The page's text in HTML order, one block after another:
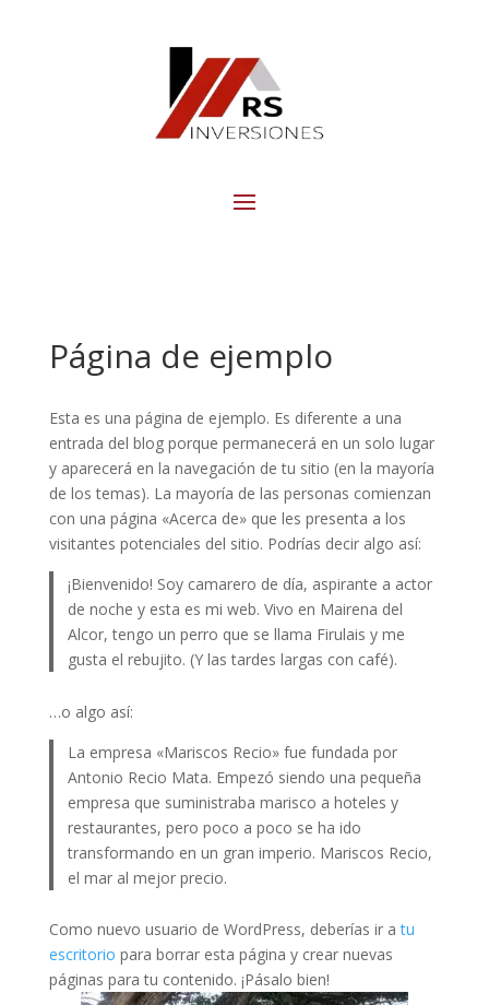
Página de ejemplo
Esta es una página de ejemplo. Es diferente a una
entrada del blog porque permanecerá en un solo lugar
y aparecerá en la navegación de tu sitio (en la mayoría
de los temas). La mayoría de las personas comienzan
con una página «Acerca de» que les presenta a los
visitantes potenciales del sitio. Podrías decir algo así:
¡Bienvenido! Soy camarero de día, aspirante a actor
de noche y esta es mi web. Vivo en Mairena del
Alcor, tengo un perro que se llama Firulais y me
gusta el rebujito. (Y las tardes largas con café).
…o algo así:
La empresa «Mariscos Recio» fue fundada por
Antonio Recio Mata. Empezó siendo una pequeña
empresa que suministraba marisco a hoteles y
restaurantes, pero poco a poco se ha ido
transformando en un gran imperio. Mariscos Recio,
el mar al mejor precio.
Como nuevo usuario de WordPress, deberías ir atu
escritorio para borrar esta página y crear nuevas
páginas para tu contenido. ¡Pásalo bien!